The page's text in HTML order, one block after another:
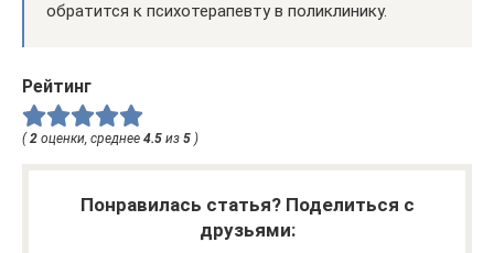
обратится к психотерапевту в поликлинику.
Рейтинг
( 2 оценки, среднее 4.5 из 5 )
Понравилась статья? Поделиться с
друзьями: